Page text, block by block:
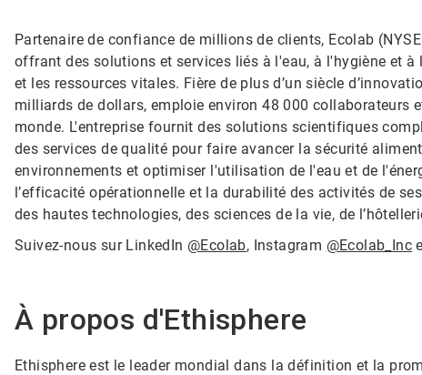
Partenaire de confiance de millions de clients, Ecolab
offrant des solutions et services liés à l'eau, à l'hygiène et
et les ressources vitales. Fière de plus d’un siècle
milliards de dollars, emploie environ 48 000 collaborateurs
monde. L'entreprise fournit des solutions scientifiques
des services de qualité pour faire avancer la sécurité
environnements et optimiser l'utilisation de l'eau et de
l’efficacité opérationnelle et la durabilité des activités de
des hautes technologies, des sciences de la vie, de
Suivez-nous sur LinkedIn @Ecolab, Instagram @Ecolab_Inc
À propos d'Ethisphere
Ethisphere est le leader mondial dans la définition et la